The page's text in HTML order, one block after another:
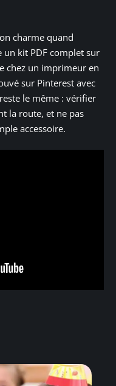
charme quand
un kit PDF complet sur
chez un imprimeur en
sur Pinterest avec
le même : vérifier
la route, et ne pas
accessoire.